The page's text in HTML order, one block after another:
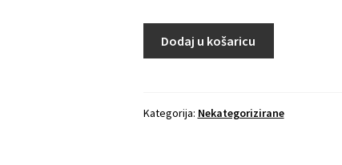
Dodaj u košaricu
Kategorija: Nekategorizirane